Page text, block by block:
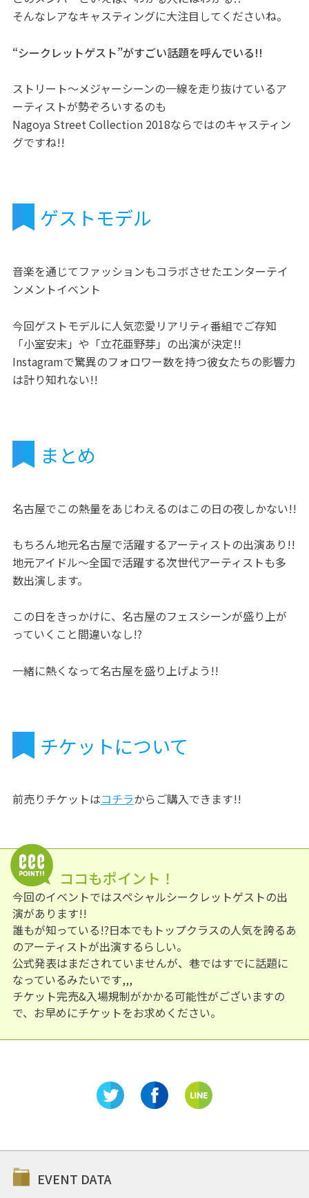
そんなレアなキャスティングに大注目してくださいね。
“シークレットゲスト”がすごい話題を呼んでいる!!
ストリート〜メジャーシーンの一線を走り抜けているア
ーティストが勢ぞろいするのも
Nagoya Street Collection 2018ならではのキャスティン
グですね!!
ゲストモデル
音楽を通じてファッションもコラボさせたエンターテイ
ンメントイベント
今回ゲストモデルに人気恋愛リアリティ番組でご存知
「小室安末」や「立花亜野芽」の出演が決定!!
Instagramで驚異のフォロワー数を持つ彼女たちの影響力
は計り知れない!!
まとめ
名古屋でこの熱量をあじわえるのはこの日の夜しかない!!
もちろん地元名古屋で活躍するアーティストの出演あり!!
地元アイドル〜全国で活躍する次世代アーティストも多
数出演します。
この日をきっかけに、名古屋のフェスシーンが盛り上が
っていくこと間違いなし!?
一緒に熱くなって名古屋を盛り上げよう!!
チケットについて
前売りチケットはコチラからご購入できます!!
ココもポイント！
今回のイベントではスペシャルシークレットゲストの出
演があります!!
誰もが知っている!?日本でもトップクラスの人気を誇るあ
のアーティストが出演するらしい。
公式発表はまだされていませんが、巷ではすでに話題に
なっているみたいです,,,
チケット完売&入場規制がかかる可能性がございますの
で、お早めにチケットをお求めください。
EVENT DATA